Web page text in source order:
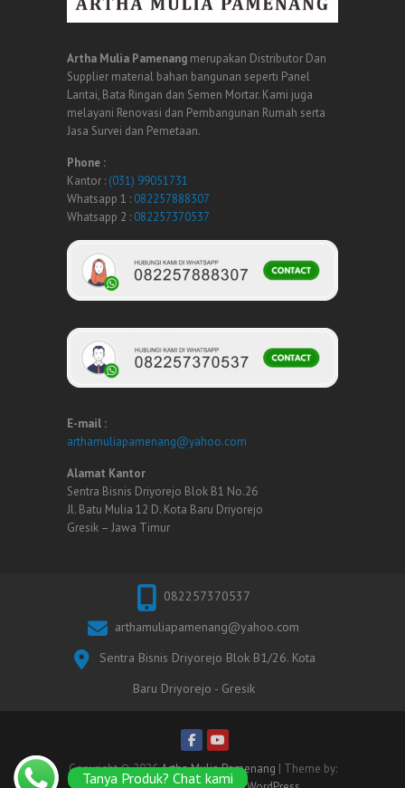
Artha Mulia Pamenang merupakan Distributor Dan
Supplier material bahan bangunan seperti Panel
Lantai, Bata Ringan dan Semen Mortar. Kami juga
melayani Renovasi dan Pembangunan Rumah serta
Jasa Survei dan Pemetaan.
Phone :
Kantor : (031) 99051731
Whatsapp 1 : 082257888307
Whatsapp 2 : 082257370537
E-mail :
arthamuliapamenang@yahoo.com
Alamat Kantor
Sentra Bisnis Driyorejo Blok B1 No.26
Jl. Batu Mulia 12 D. Kota Baru Driyorejo
Gresik – Jawa Timur
082257370537
arthamuliapamenang@yahoo.com
Sentra Bisnis Driyorejo Blok B1/26. Kota
Baru Driyorejo - Gresik
Copyright © 2026Artha Mulia Pamenang | Theme by:
Tanya Produk? Chat kami